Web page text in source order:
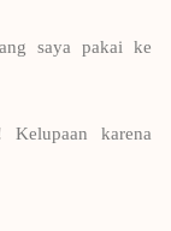
saya pakai ke
karena